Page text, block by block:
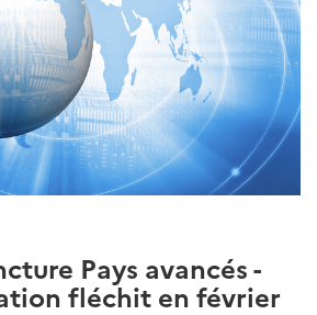
Pays avancés -
fléchit en février